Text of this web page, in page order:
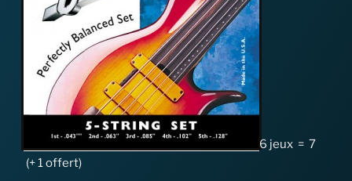
6 jeux = 7
(+ 1 offert)